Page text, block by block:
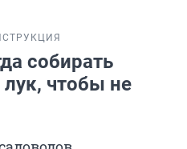
собирать
лук, чтобы не